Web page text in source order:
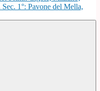
1°: Pavone del Mella,